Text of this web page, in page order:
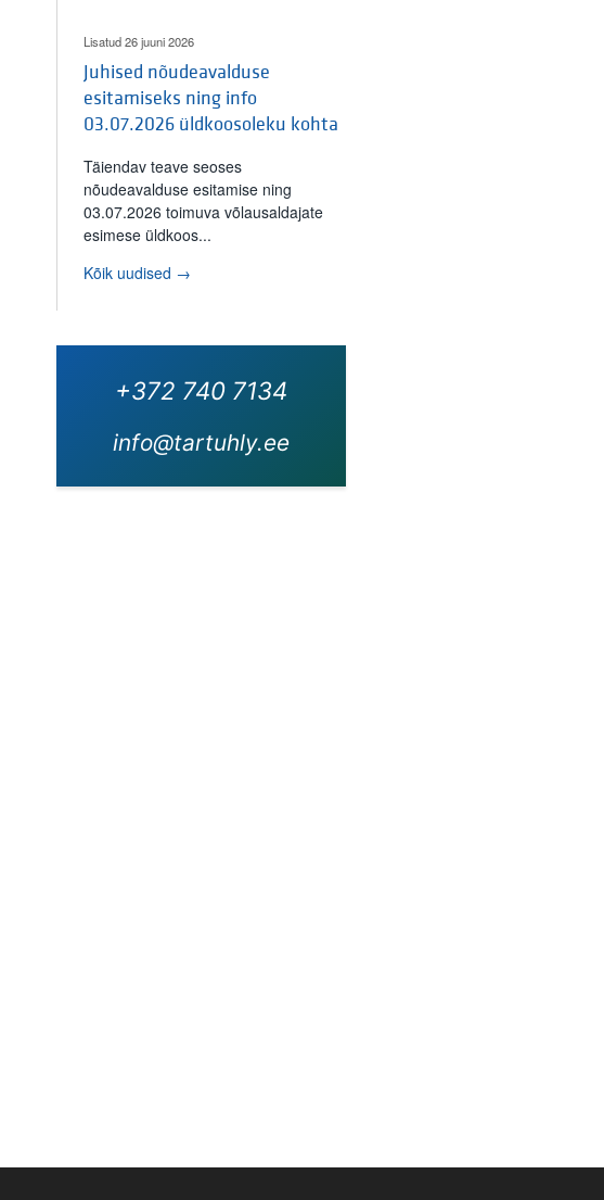
Lisatud 26 juuni 2026
Juhised nõudeavalduse
esitamiseks ning info
03.07.2026 üldkoosoleku kohta
Täiendav teave seoses
nõudeavalduse esitamise ning
03.07.2026 toimuva võlausaldajate
esimese üldkoos...
Kõik uudised →
+372 740 7134
info@tartuhly.ee